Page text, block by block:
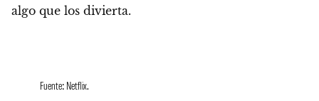
algo que los divierta.
Fuente: Netflix.